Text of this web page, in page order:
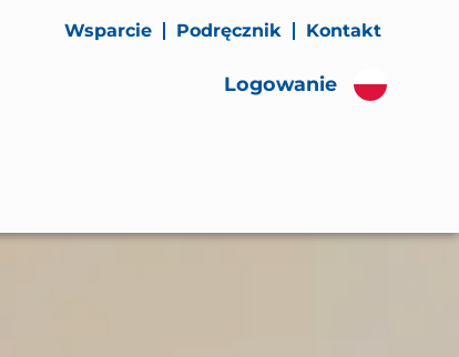
Wsparcie Podręcznik Kontakt
Logowanie